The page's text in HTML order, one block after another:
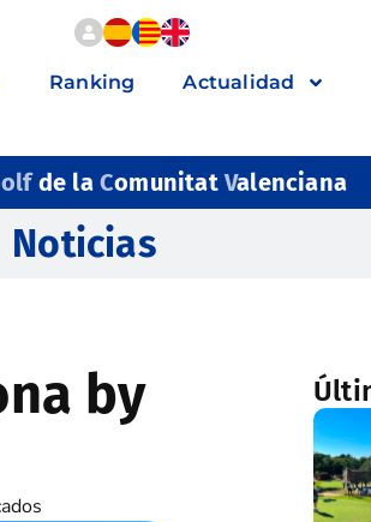
Ranking Actualidad
de la ComunitatValenciana
Noticias
by